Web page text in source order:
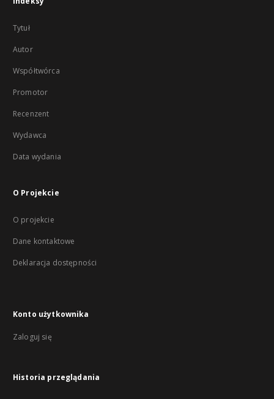
Tytuł
Autor
Współtwórca
Promotor
Recenzent
Wydawca
Data wydania
O Projekcie
O projekcie
Dane kontaktowe
Deklaracja dostępności
Konto użytkownika
Zaloguj się
Historia przeglądania